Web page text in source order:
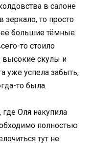
в салоне
зеркало, то просто
её большие тёмные
то стоило
высокие скулы и
уже успела забыть,
то была.
Оля накупила
полностью
тут не